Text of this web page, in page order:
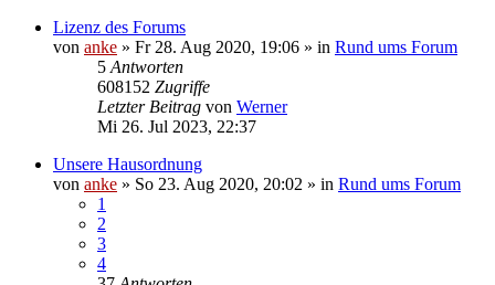
Lizenz des Forums
von anke » Fr 28. Aug 2020, 19:06 » in Rund ums Forum
5 Antworten
608152 Zugriffe
Letzter Beitrag von Werner
Mi 26. Jul 2023, 22:37
Unsere Hausordnung
von anke » So 23. Aug 2020, 20:02 » in Rund ums Forum
1
2
3
4